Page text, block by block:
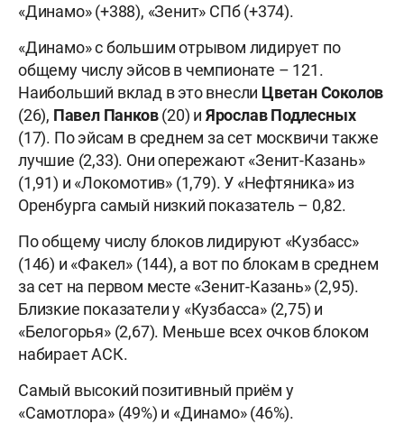
«Динамо» (+388), «Зенит» СПб (+374).
«Динамо» с большим отрывом лидирует по
общему числу эйсов в чемпионате – 121.
Наибольший вклад в это внесли Цветан Соколов
(26), Павел Панков(20) и Ярослав Подлесных
(17). По эйсам в среднем за сет москвичи также
лучшие (2,33). Они опережают «Зенит-Казань»
(1,91) и «Локомотив» (1,79). У «Нефтяника» из
Оренбурга самый низкий показатель – 0,82.
По общему числу блоков лидируют «Кузбасс»
(146) и «Факел» (144), а вот по блокам в среднем
за сет на первом месте «Зенит-Казань» (2,95).
Близкие показатели у «Кузбасса» (2,75) и
«Белогорья» (2,67). Меньше всех очков блоком
набирает АСК.
Самый высокий позитивный приём у
«Самотлора» (49%) и «Динамо» (46%).